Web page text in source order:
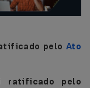
pelo Ato
ratificado pelo